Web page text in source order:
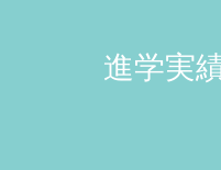
進学実